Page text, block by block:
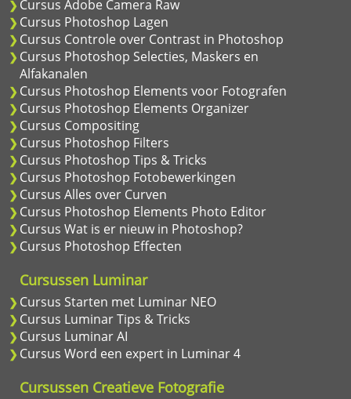
Cursus Adobe Camera Raw
Cursus Photoshop Lagen
Cursus Controle over Contrast in Photoshop
Cursus Photoshop Selecties, Maskers en
Alfakanalen
Cursus Photoshop Elements voor Fotografen
Cursus Photoshop Elements Organizer
Cursus Compositing
Cursus Photoshop Filters
Cursus Photoshop Tips & Tricks
Cursus Photoshop Fotobewerkingen
Cursus Alles over Curven
Cursus Photoshop Elements Photo Editor
Cursus Wat is er nieuw in Photoshop?
Cursus Photoshop Effecten
Cursussen Luminar
Cursus Starten met Luminar NEO
Cursus Luminar Tips & Tricks
Cursus Luminar AI
Cursus Word een expert in Luminar 4
Cursussen Creatieve Fotografie